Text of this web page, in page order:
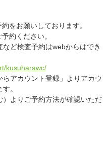
をお願いしております。
約ください。
ど検査予約はwebからはでき
kusuharawc/
アカウント登録」よりアカウ
。
よりご予約方法が確認いただ